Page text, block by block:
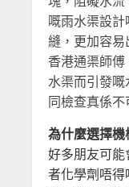
嘅雨水渠設
縫，更加容易
香港通渠師傅
水渠而引發
同檢查真係不
為什麼選擇機
好多朋友可能
者化學劑唔得